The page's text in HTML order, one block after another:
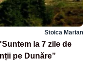
Stoica Marian
la 7 zile de
pe Dunăre”